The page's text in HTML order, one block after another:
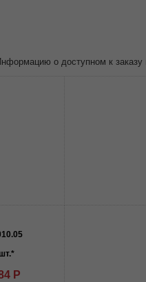
о доступном к заказу
Р